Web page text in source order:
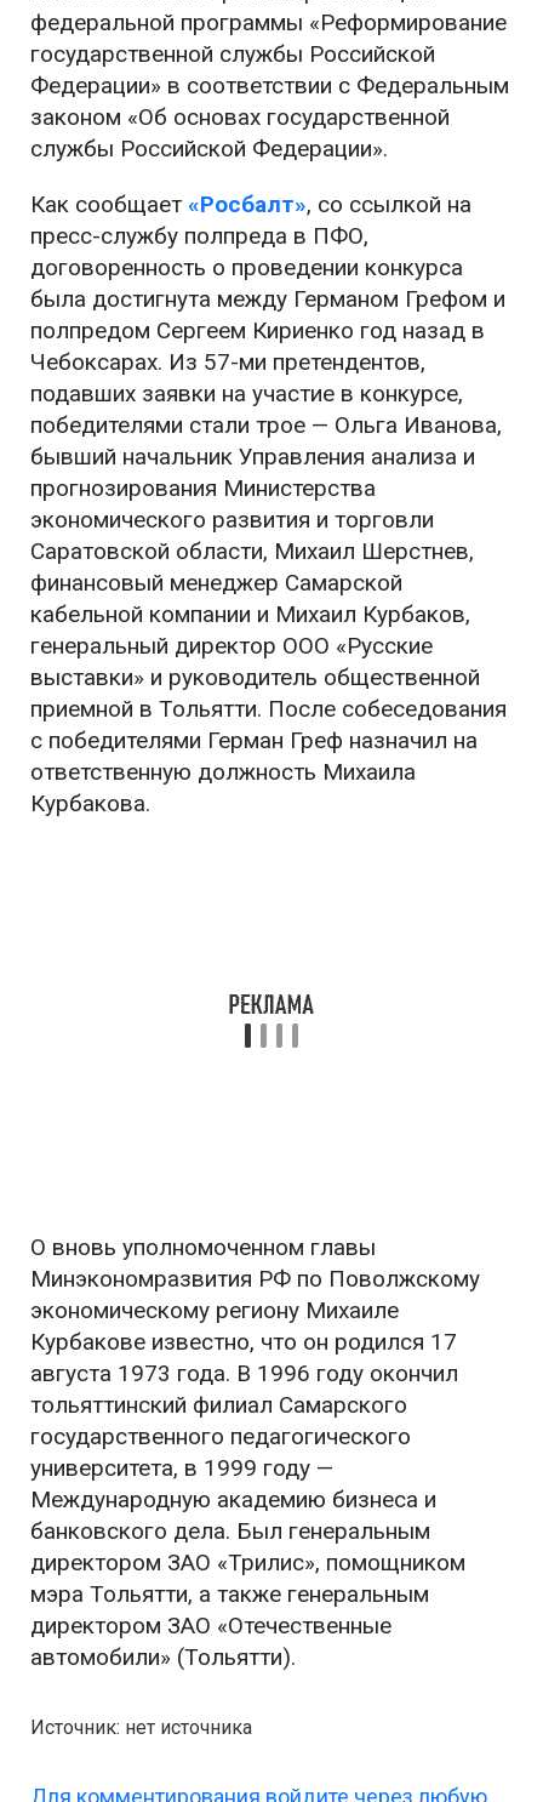
федеральной программы «Реформирование
государственной службы Российской
Федерации» в соответствии с Федеральным
законом «Об основах государственной
службы Российской Федерации».
Как сообщает «Росбалт», со ссылкой на
пресс-службу полпреда в ПФО,
договоренность о проведении конкурса
была достигнута между Германом Грефом и
полпредом Сергеем Кириенко год назад в
Чебоксарах. Из 57-ми претендентов,
подавших заявки на участие в конкурсе,
победителями стали трое — Ольга Иванова,
бывший начальник Управления анализа и
прогнозирования Министерства
экономического развития и торговли
Саратовской области, Михаил Шерстнев,
финансовый менеджер Самарской
кабельной компании и Михаил Курбаков,
генеральный директор ООО «Русские
выставки» и руководитель общественной
приемной в Тольятти. После собеседования
с победителями Герман Греф назначил на
ответственную должность Михаила
Курбакова.
О вновь уполномоченном главы
Минэкономразвития РФ по Поволжскому
экономическому региону Михаиле
Курбакове известно, что он родился 17
августа 1973 года. В 1996 году окончил
тольяттинский филиал Самарского
государственного педагогического
университета, в 1999 году —
Международную академию бизнеса и
банковского дела. Был генеральным
директором ЗАО «Трилис», помощником
мэра Тольятти, а также генеральным
директором ЗАО «Отечественные
автомобили» (Тольятти).
Источник: нет источника
Для комментирования войдите через любую